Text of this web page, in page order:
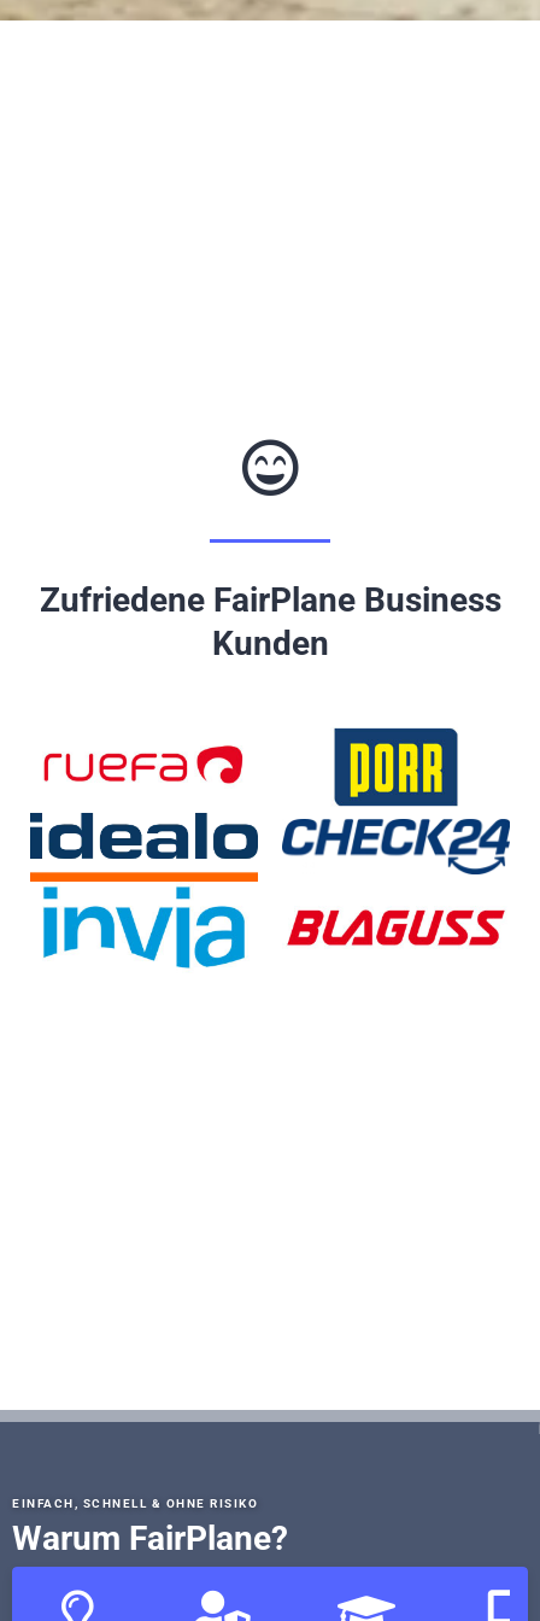
Zufriedene FairPlane Business
Kunden
EINFACH, SCHNELL & OHNE RISIKO
Warum FairPlane?